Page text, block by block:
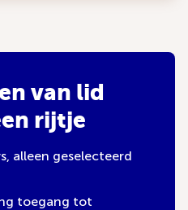
van lid
rijtje
alleen geselecteerd
toegang tot